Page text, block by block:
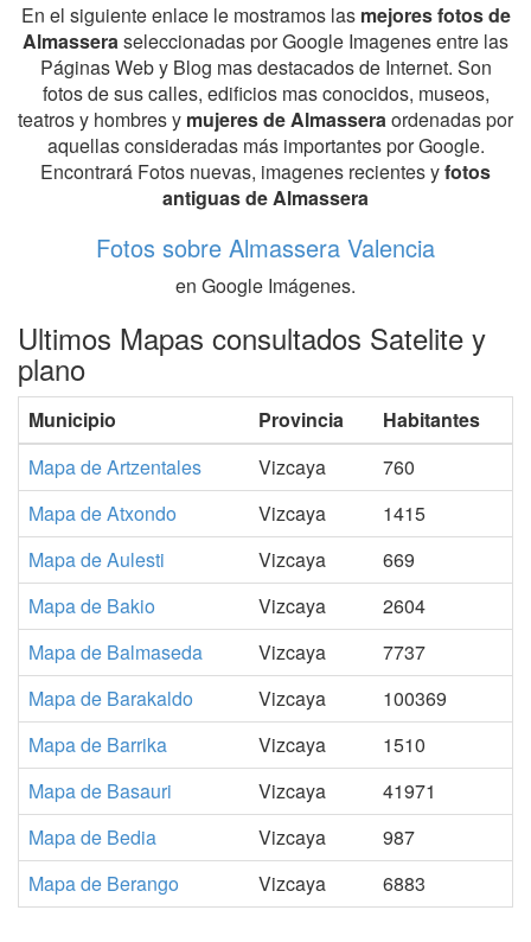
En el siguiente enlace le mostramos las mejores fotos de
Almasseraseleccionadas por Google Imagenes entre las
Páginas Web y Blog mas destacados de Internet. Son
fotos de sus calles, edificios mas conocidos, museos,
teatros y hombres y mujeres de Almasseraordenadas por
aquellas consideradas más importantes por Google.
Encontrará Fotos nuevas, imagenes recientes yfotos
antiguas de Almassera
Fotos sobre Almassera Valencia
en Google Imágenes.
Ultimos Mapas consultados Satelite y
plano
Municipio Provincia
Habitantes
Mapa de Artzentales
Vizcaya
760
Mapa de Atxondo
Vizcaya
1415
Mapa de Aulesti
Vizcaya
669
Mapa de Bakio
Vizcaya
2604
Mapa de Balmaseda
Vizcaya
7737
Mapa de Barakaldo
Vizcaya
100369
Mapa de Barrika
Vizcaya
1510
Mapa de Basauri
Vizcaya
41971
Mapa de Bedia
Vizcaya
987
Mapa de Berango
Vizcaya 6883